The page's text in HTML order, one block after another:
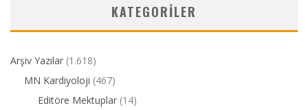
KATEGORILER
Arşiv Yazılar (1.618)
MN Kardiyoloji (467)
Editöre Mektuplar (14)